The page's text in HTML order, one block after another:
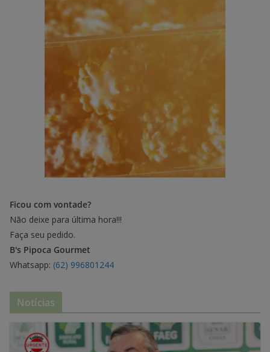
Ficou com vontade?
Não deixe para última hora!!!
Faça seu pedido.
B's Pipoca Gourmet
Whatsapp: (62) 996801244
Notícias